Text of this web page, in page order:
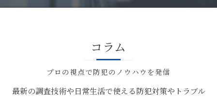
プロの視点で防犯のノウハウを発信
コラム
最新の調査技術や日常生活で使える防犯対策やトラブル